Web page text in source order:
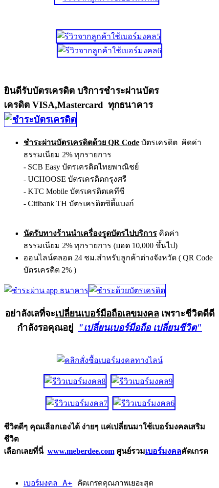
ยินดีรับบัตรเครดิต บริการชำระผ่านบัตร
เครดิต VISA,Mastercard ทุกธนาคาร
ชำระผ่านบัตรเครดิตด้วย QR Code บัตรเครดิต คิดค่า
ธรรมเนียม 2% ทุกรายการ
- SCB Easy บัตรเครดิตไทยพาณิชย์
- UCHOOSE บัตรเครดิตกรุงศรี
- KTC Mobile บัตรเครดิตเคทีซี
- Citibank TH บัตรเครดิตซิตี้แบงก์
นัดรับทางร้านนำเครื่องรูดบัตรไปบริการ คิดค่า
ธรรมเนียม 2% ทุกรายการ (ยอด 10,000 ขึ้นไป)
ออนไลน์ตลอด 24 ชม.สำหรับลูกค้าต่างจังหวัด ( QR Code
บัตรเครดิต 2% )
อย่าลังเลที่จะเปลี่ยนเบอร์มือถือเลขมงคลเพราะชีวิตดีดี
กำลังรอคุณอยู่
"เปลี่ยนเบอร์มือถือ เปลี่ยนชีวิต"
ชีวิตดีๆ คุณเลือกเองได้ ง่ายๆ แค่เปลี่ยนมาใช้เบอร์มงคลเสริม
ชีวิต
เลือกเลยที่นี่ www.meberdee.com ศูนย์รวมเบอร์มงคลคัดเกรด
เบอร์มงคล A+ คัดเกรดคุณภาพเยอะสุด